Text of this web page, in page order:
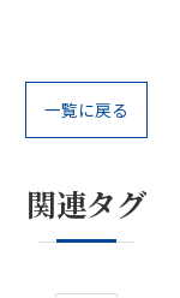
一覧に戻る
関連タグ